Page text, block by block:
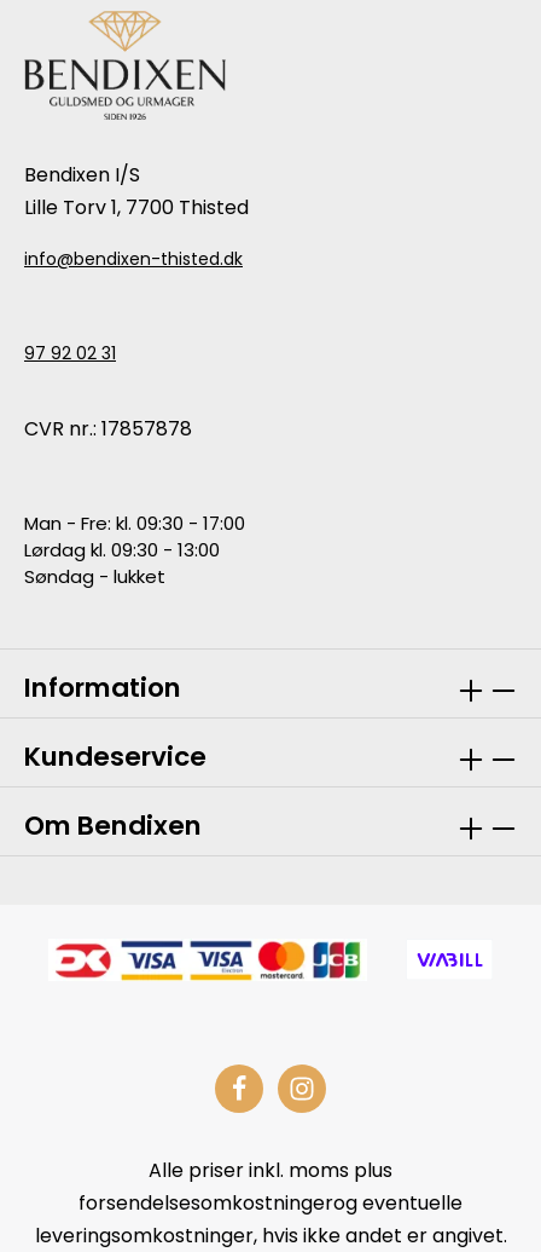
Bendixen I/S
Lille Torv 1, 7700 Thisted
info@bendixen-thisted.dk
97 92 02 31
CVR nr.: 17857878
Man - Fre: kl. 09:30 - 17:00
Lørdag kl. 09:30 - 13:00
Søndag - lukket
Information
Kundeservice
Om Bendixen
Alle priser inkl. moms plus
forsendelsesomkostningerog eventuelle
leveringsomkostninger, hvis ikke andet er angivet.